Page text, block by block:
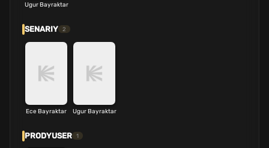
Ugur Bayraktar
SENARIY 2
Ece Bayraktar Ugur Bayraktar
PRODYUSER 1